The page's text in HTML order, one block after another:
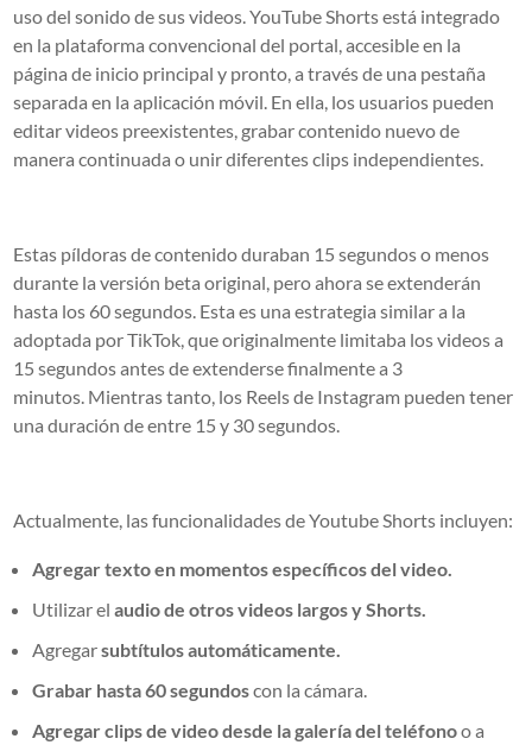
uso del sonido de sus videos. YouTube Shorts está integrado
en la plataforma convencional del portal, accesible en la
página de inicio principal y pronto, a través de una pestaña
separada en la aplicación móvil. En ella, los usuarios pueden
editar videos preexistentes, grabar contenido nuevo de
manera continuada o unir diferentes clips independientes.
Estas píldoras de contenido duraban 15 segundos o menos
durante la versión beta original, pero ahorase extenderán
hasta los 60 segundos . Esta es una estrategia similar a la
adoptada porTikTok , que originalmente limitaba los videos a
15 segundos antes de extenderse finalmente a 3
minutos. Mientras tanto, los Reelsde Instagram pueden tener
una duración de entre 15 y 30 segundos.
Actualmente, las funcionalidades de Youtube Shorts incluyen:
Agregartextoen momentos específicos del video.
Utilizar elaudio de otros videos largos y Shorts.
Agregarsubtítulos automáticamente.
Grabar hasta 60 segundoscon la cámara.
Agregar clips de video desde la galería del teléfonoo a